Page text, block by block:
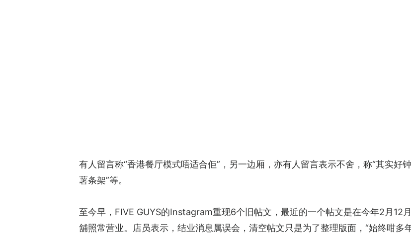
有人留言称“香港餐厅模式唔适合佢”，另一边厢，亦有人留言表示不舍，称“其实好
薯条架”等。
至今早，FIVE GUYS的Instagram重现6个旧帖文，最近的一个帖文是在今年2月12
舖照常营业。店员表示，结业消息属误会，清空帖文只是为了整理版面，“始终咁